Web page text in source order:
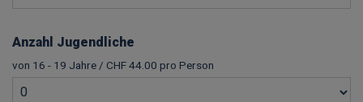
Anzahl Jugendliche
von 16 - 19 Jahre / CHF 44.00 pro Person